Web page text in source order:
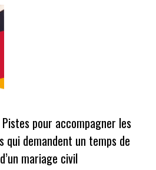
pour accompagner les
qui demandent un temps de
mariage civil